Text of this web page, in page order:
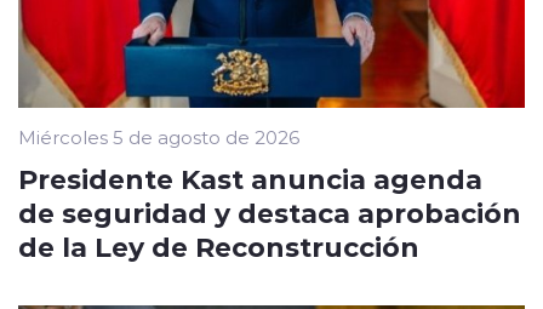
Miércoles 5 de agosto de 2026
Presidente Kast anuncia agenda
de seguridad y destaca aprobación
de la Ley de Reconstrucción